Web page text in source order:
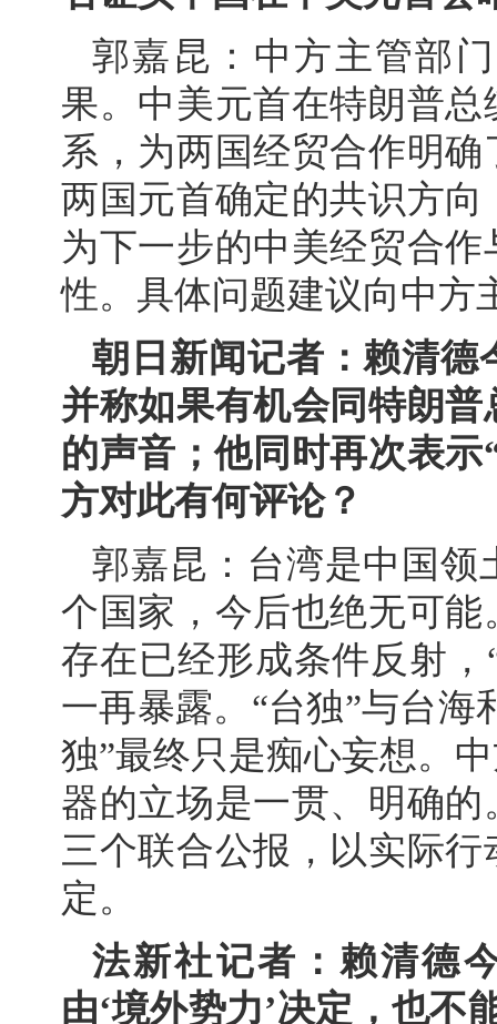
郭嘉昆：中方主管部
果。中美元首在特朗普
系，为两国经贸合作明
两国元首确定的共识方
为下一步的中美经贸合
性。具体问题建议向中方
朝日新闻记者：赖清德
并称如果有机会同特朗
的声音；他同时再次表
方对此有何评论？
郭嘉昆：台湾是中国领
个国家，今后也绝无可
存在已经形成条件反射
一再暴露。“台独”与台海
独”最终只是痴心妄想。
器的立场是一贯、明确
三个联合公报，以实际
定。
法新社记者：赖清德
由‘境外势力’决定，也不